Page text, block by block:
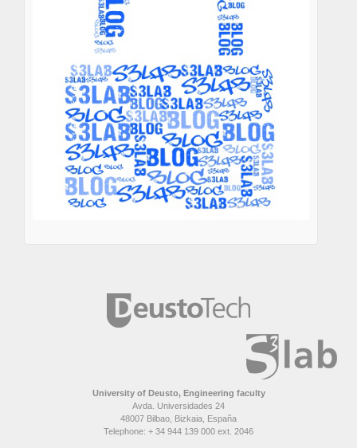
University of Deusto, Engineering faculty
Avda. Universidades 24
48007 Bilbao, Bizkaia, España
Telephone: + 34 944 139 000 ext. 2046